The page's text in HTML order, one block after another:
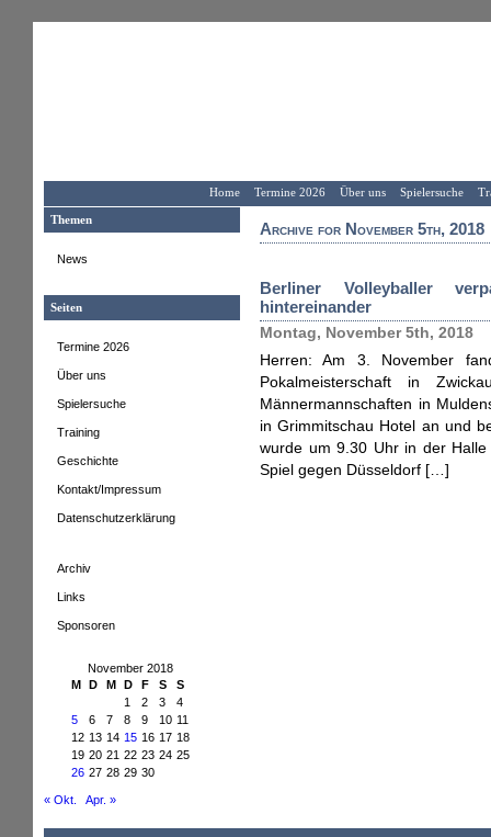
Home Termine 2026 Über uns Spielersuche
Themen
News
Seiten
Termine 2026
Über uns
Spielersuche
Training
Geschichte
Kontakt/Impressum
Datenschutzerklärung
Archiv
Links
Sponsoren
November 2018
M D M D F S
S
1
2 3
4
5
6 7 8 9 10 11
12 13 14 15 16 17 18
19 20 21 22 23 24 25
26 27 28 29 30
« Okt. Apr. »
Archive for November 5th, 2018
Berliner Volleyballer
hintereinander
Montag, November 5th, 2018
Herren: Am 3. November
Pokalmeisterschaft in
Männermannschaften in
in Grimmitschau Hotel an und
wurde um 9.30 Uhr in der
Spiel gegen Düsseldorf […]